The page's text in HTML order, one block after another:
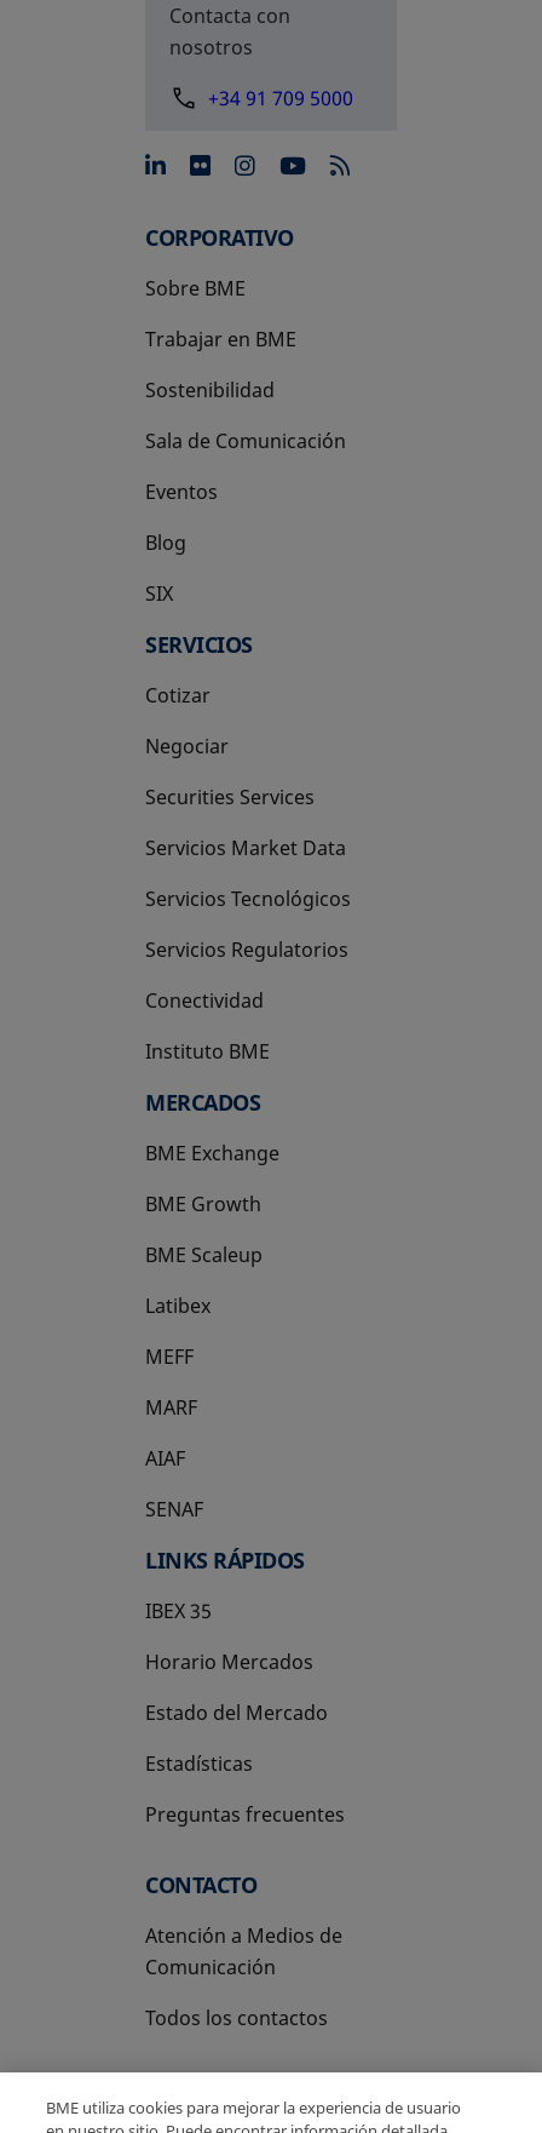
Contacta con
nosotros
+34 91 709 5000
se abre en una pestaña
se abre en una pestaña
se abre en una
se abre en una
CORPORATIVO
Sobre BME
Trabajar en BME
Sostenibilidad
Sala de Comunicación
Eventos
Blog
SIX
se abre en una pestaña nueva
SERVICIOS
Cotizar
Negociar
Securities Services
Servicios Market Data
Servicios Tecnológicos
Servicios Regulatorios
Conectividad
Instituto BME
se abre en una pestaña nueva
MERCADOS
BME Exchange
BME Growth
se abre en una pestaña nueva
BME Scaleup
se abre en una pestaña nueva
Latibex
se abre en una pestaña nueva
MEFF
se abre en una pestaña nueva
MARF
AIAF
SENAF
LINKS RÁPIDOS
IBEX 35
Horario Mercados
Estado del Mercado
Estadísticas
Preguntas frecuentes
CONTACTO
Atención a Medios de
Comunicación
Todos los contactos
BME utiliza cookies para mejorar la experiencia de usuario